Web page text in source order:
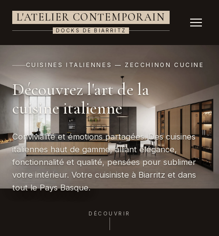
L'ATELIER CONTEMPORAIN
DOCKS DE BIARRITZ
CUISINES ITALIENNES — ZECCHINON CUCINE
Découvrez l'art de la
cuisine italienne
Convivialité et émotions partagées. Des cuisines
italiennes haut de gamme, alliant élégance,
fonctionnalité et qualité, pensées pour sublimer
votre intérieur. Votre cuisiniste à Biarritz et dans
tout le Pays Basque.
DÉCOUVRIR